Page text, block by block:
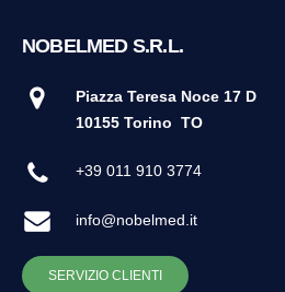
NOBELMED S.R.L.
Piazza Teresa Noce 17 D
10155 Torino TO
+39 011 910 3774
info@nobelmed.it
SERVIZIO CLIENTI